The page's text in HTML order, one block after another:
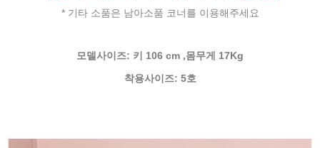
* 기타 소품은 남아소품 코너를 이용해주세요
모델사이즈: 키 106 cm ,몸무게 17Kg
착용사이즈: 5호